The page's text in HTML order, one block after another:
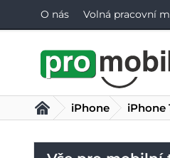
O nás Volná pracovní
iPhone iPhone